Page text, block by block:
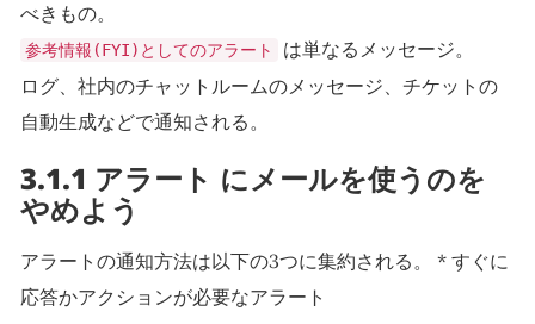
べきもの。
参考情報(FYI)としてのアラート
は単なるメッセージ。
ログ、社内のチャットルームのメッセージ、チケットの
自動生成などで通知される。
3.1.1 アラート にメールを使うのを
やめよう
アラートの通知方法は以下の3つに集約される。 * すぐに
応答かアクションが必要なアラート